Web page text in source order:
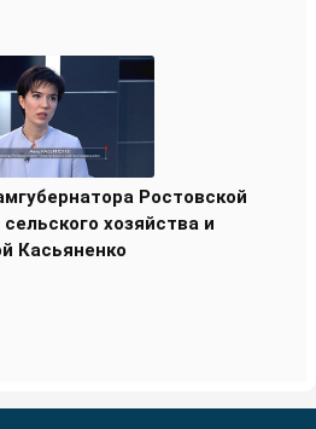
Ростовской
хозяйства и
Касьяненко